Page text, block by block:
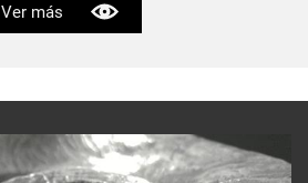
Ver más